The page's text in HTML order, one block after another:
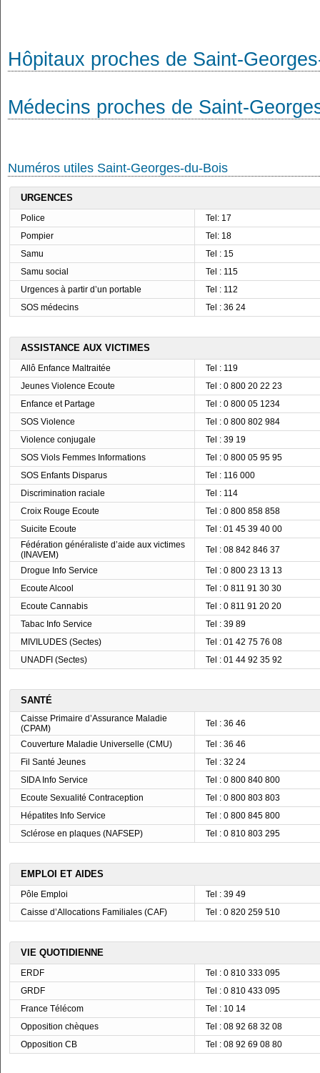
Hôpitaux proches de Saint-
Médecins proches de Saint-
Numéros utiles Saint-Georges-du-Bois
URGENCES
Police
Tel: 17
Pompier
Tel: 18
Samu
Tel : 15
Samu social
Tel : 115
Urgences à partir d’un portable
Tel : 112
SOS médecins
Tel : 36 24
ASSISTANCE AUX VICTIMES
Allô Enfance Maltraitée
Tel : 119
Jeunes Violence Ecoute
Tel : 0 800 20 22 23
Enfance et Partage
Tel : 0 800 05 1234
SOS Violence
Tel : 0 800 802 984
Violence conjugale
Tel : 39 19
SOS Viols Femmes Informations
Tel : 0 800 05 95 95
SOS Enfants Disparus
Tel : 116 000
Discrimination raciale
Tel : 114
Croix Rouge Ecoute
Tel : 0 800 858 858
Suicite Ecoute
Tel : 01 45 39 40 00
Fédération généraliste d’aide aux victimes
(INAVEM)
Tel : 08 842 846 37
Drogue Info Service
Tel : 0 800 23 13 13
Ecoute Alcool
Tel : 0 811 91 30 30
Ecoute Cannabis
Tel : 0 811 91 20 20
Tabac Info Service
Tel : 39 89
MIVILUDES (Sectes)
Tel : 01 42 75 76 08
UNADFI (Sectes)
Tel : 01 44 92 35 92
SANTÉ
Caisse Primaire d’Assurance Maladie
(CPAM)
Tel : 36 46
Couverture Maladie Universelle (CMU)
Tel : 36 46
Fil Santé Jeunes
Tel : 32 24
SIDA Info Service
Tel : 0 800 840 800
Ecoute Sexualité Contraception
Tel : 0 800 803 803
Hépatites Info Service
Tel : 0 800 845 800
Sclérose en plaques (NAFSEP)
Tel : 0 810 803 295
EMPLOI ET AIDES
Pôle Emploi
Tel : 39 49
Caisse d’Allocations Familiales (CAF)
Tel : 0 820 259 510
VIE QUOTIDIENNE
ERDF
Tel : 0 810 333 095
GRDF
Tel : 0 810 433 095
France Télécom
Tel : 10 14
Opposition chèques
Tel : 08 92 68 32 08
Opposition CB
Tel : 08 92 69 08 80